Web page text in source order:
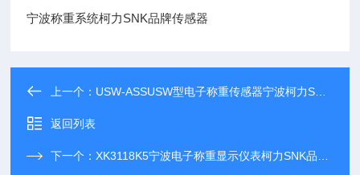
宁波称重系统柯力SNK品牌传感器
上一个： USW-ASSUSW型电子称重传感器宁波柯力SNK品牌
返回列表
下一个：XK3118K5宁波电子称重显示仪表柯力SNK品牌厂家